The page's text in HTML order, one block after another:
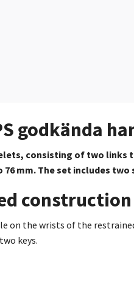
godkända
consisting of two links
mm. The set includes two
construction
on the wrists of the
keys.